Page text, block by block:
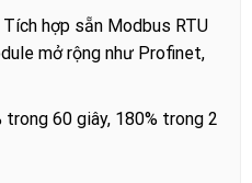
hợp sẵn Modbus RTU
mở rộng như Profinet,
trong 60 giây, 180% trong 2